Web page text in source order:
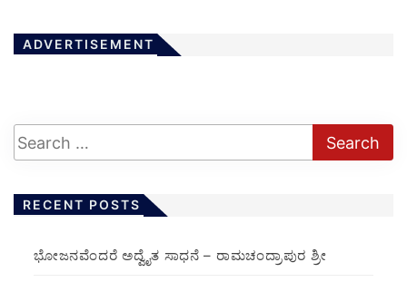
ADVERTISEMENT
RECENT POSTS
ಭೋಜನವೆಂದರೆ ಅದ್ವೈತ ಸಾಧನೆ – ರಾಮಚಂದ್ರಾಪುರ ಶ್ರೀ